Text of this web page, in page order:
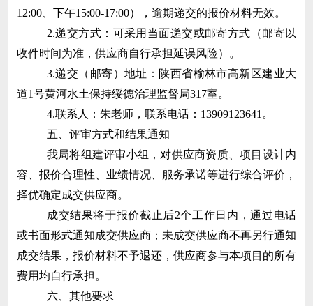
12:00、下午15:00-17:00），逾期递交的报价材料无效。
2.递交方式：可采用当面递交或邮寄方式（邮寄以
收件时间为准，供应商自行承担延误风险）。
3.递交（邮寄）地址：陕西省榆林市高新区建业大
道1号黄河水土保持绥德治理监督局317室。
4.联系人：朱老师，联系电话：13909123641。
五、评审方式和结果通知
我局将组建评审小组，对供应商资质、项目设计内
容、报价合理性、业绩情况、服务承诺等进行综合评价，
择优确定成交供应商。
成交结果将于报价截止后2个工作日内，通过电话
或书面形式通知成交供应商；未成交供应商不再另行通知
成交结果，报价材料不予退还，供应商参与本项目的所有
费用均自行承担。
六、其他要求